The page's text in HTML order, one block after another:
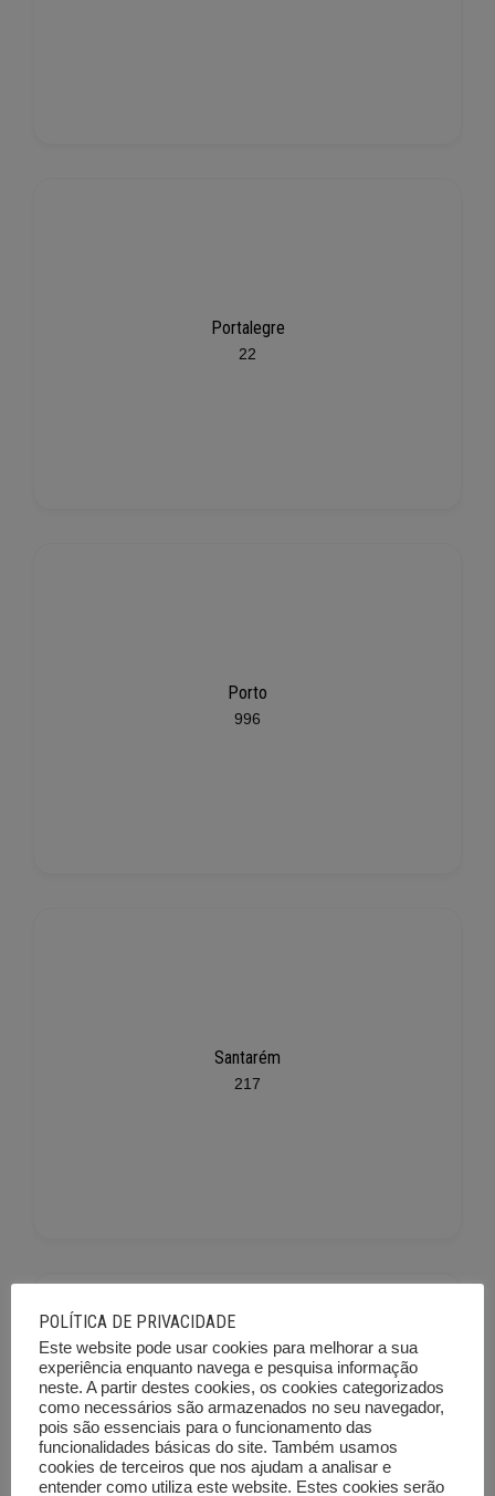
Portalegre
22
Porto
996
Santarém
217
Setúbal
225
POLÍTICA DE PRIVACIDADE
Este website pode usar cookies para melhorar a sua
experiência enquanto navega e pesquisa informação
neste. A partir destes cookies, os cookies categorizados
como necessários são armazenados no seu navegador,
pois são essenciais para o funcionamento das
funcionalidades básicas do site. Também usamos
cookies de terceiros que nos ajudam a analisar e
entender como utiliza este website. Estes cookies serão